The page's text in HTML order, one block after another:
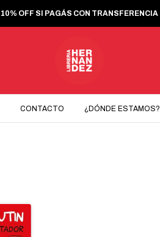
10% OFF SI PAGÁS CON TRANSFERENCIA
CONTACTO ¿DÓNDE ESTAMOS?